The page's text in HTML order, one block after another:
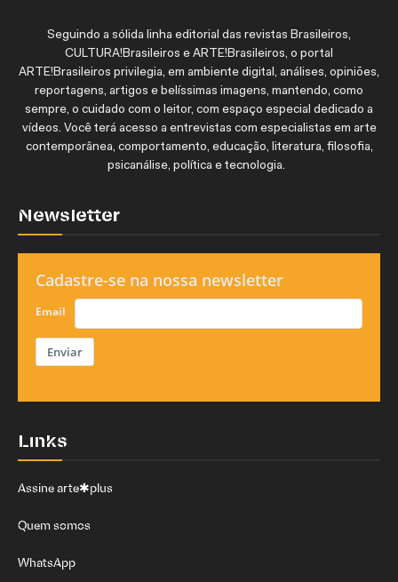
Seguindo a sólida linha editorial das revistas Brasileiros,
CULTURA!Brasileiros e ARTE!Brasileiros, o portal
ARTE!Brasileiros privilegia, em ambiente digital, análises, opiniões,
reportagens, artigos e belíssimas imagens, mantendo, como
sempre, o cuidado com o leitor, com espaço especial dedicado a
vídeos. Você terá acesso a entrevistas com especialistas em arte
contemporânea, comportamento, educação, literatura, filosofia,
psicanálise, política e tecnologia.
Newsletter
Cadastre-se na nossa newsletter
Email
Enviar
Links
Assine arte✱plus
Quem somos
WhatsApp